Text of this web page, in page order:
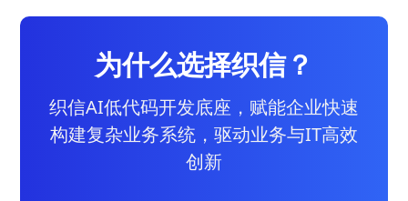
为什么选择织信？
织信AI低代码开发底座，赋能企业快速
构建复杂业务系统，驱动业务与IT高效
创新